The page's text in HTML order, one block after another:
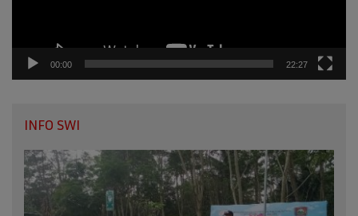
00:00 22:27
INFO SWI